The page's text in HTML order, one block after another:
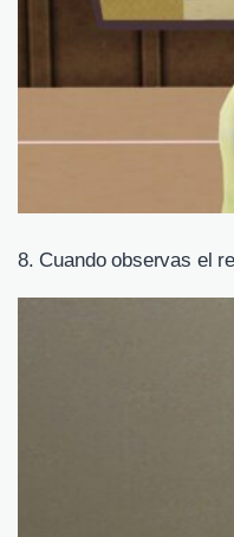
8. Cuando observas el